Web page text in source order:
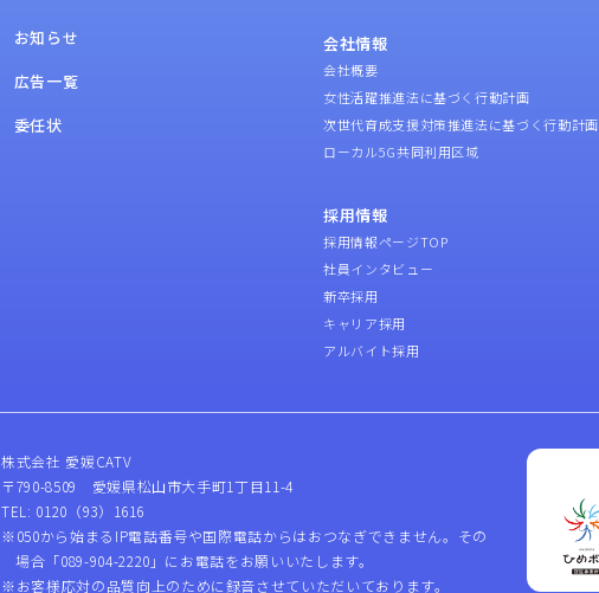
お知らせ
広告一覧
委任状
会社情報
会社概要
女性活躍推進法に基づく行動計画
次世代育成支援対策推進法に基づく行動計画
ローカル5G共同利用区域
採用情報
採用情報ページTOP
社員インタビュー
新卒採用
キャリア採用
アルバイト採用
株式会社 愛媛CATV
〒790-8509 愛媛県松山市大手町1丁目11-4
TEL: 0120（93）1616
※050から始まるIP電話番号や国際電話からはおつなぎできません。その
場合「089-904-2220」にお電話をお願いいたします。
※お客様応対の品質向上のために録音させていただいております。